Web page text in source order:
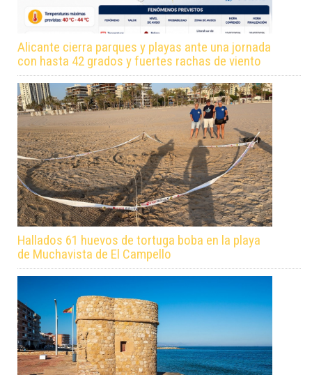
Alicante cierra parques y playas ante una jornada
con hasta 42 grados y fuertes rachas de viento
Hallados 61 huevos de tortuga boba en la playa
de Muchavista de El Campello